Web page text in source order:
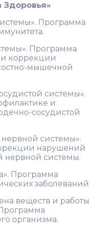
Программа
Программа
и коррекции
мышечной
системы».
и
сосудистой
системы».
нарушений
нервной системы.
Программа
веществ и работы
организма.